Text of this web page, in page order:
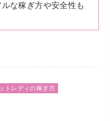
な稼ぎ方や安全性も
トレディの稼ぎ方